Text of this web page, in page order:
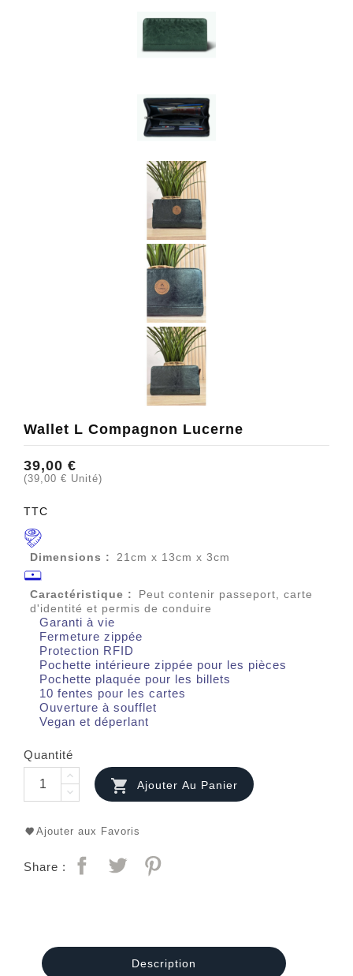
Wallet L Compagnon Lucerne
39,00 €
(39,00 € Unité)
TTC
Dimensions : 21cm x 13cm x 3cm
Caractéristique :
Peut contenir passeport, carte
d'identité et permis de conduire
Garanti à vie
Fermeture zippée
Protection RFID
Pochette intérieure zippée pour les pièces
Pochette plaquée pour les billets
10 fentes pour les cartes
Ouverture à soufflet
Vegan et déperlant
Quantité
 Ajouter Au Panier
Ajouter aux Favoris
Share :
Description